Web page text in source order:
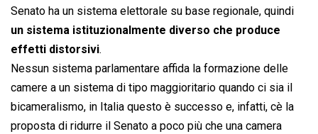
Senato ha un sistema elettorale su base regionale, quindi
un sistema istituzionalmente diverso che produce
effetti distorsivi.
Nessun sistema parlamentare affida la formazione delle
camere a un sistema di tipo maggioritario quando ci sia il
bicameralismo, in Italia questo è successo e, infatti, cè la
proposta di ridurre il Senato a poco più che una camera